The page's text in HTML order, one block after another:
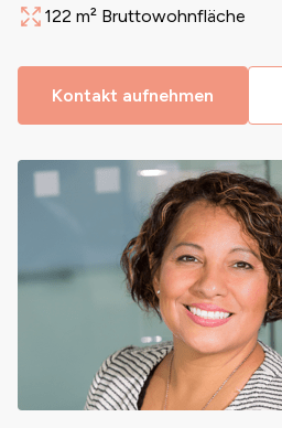
Fläche
122 m² Bruttowohnfläche
Kontakt aufnehmen